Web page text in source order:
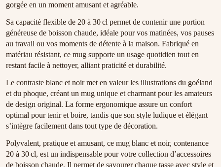
gorgée en un moment amusant et agréable.
Sa capacité flexible de 20 à 30 cl permet de contenir une portion
généreuse de boisson chaude, idéale pour vos matinées, vos pauses
au travail ou vos moments de détente à la maison. Fabriqué en
matériau résistant, ce mug supporte un usage quotidien tout en
restant facile à nettoyer, alliant praticité et durabilité.
Le contraste blanc et noir met en valeur les illustrations du goéland
et du phoque, créant un mug unique et charmant pour les amateurs
de design original. La forme ergonomique assure un confort
optimal pour tenir et boire, tandis que son style ludique et élégant
s’intègre facilement dans tout type de décoration.
Polyvalent, pratique et amusant, ce mug blanc et noir, contenance
20 à 30 cl, est un indispensable pour votre collection d’accessoires
de boisson chaude. Il permet de savourer chaque tasse avec style et